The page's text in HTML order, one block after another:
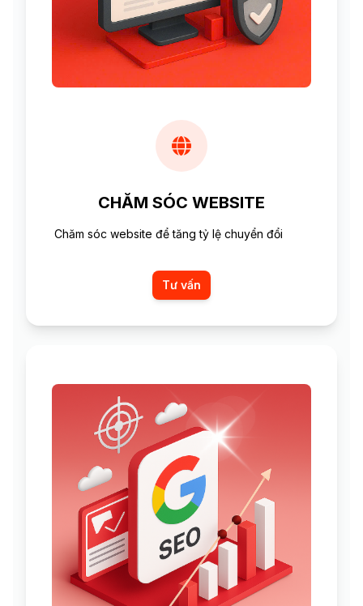
CHĂM SÓC WEBSITE
Chăm sóc website để tăng tỷ lệ chuyển đổi
Tư vấn